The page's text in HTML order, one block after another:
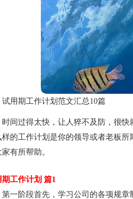
试用期工作计划范文汇总10篇
时间过得太快，让人猝不及防，很
样的工作计划是你的领导或者老板
有所帮助。
期工作计划 篇1
第一阶段首先，学习公司的各项规